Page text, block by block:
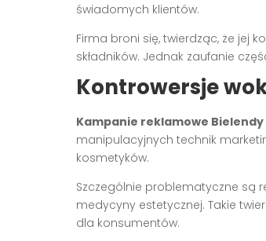
świadomych klientów.
Firma broni się, twierdząc, że jej
składników. Jednak zaufanie
Kontrowersje
Kampanie reklamowe Bielendy
manipulacyjnych technik
kosmetyków.
Szczególnie problematyczne są
medycyny estetycznej. Takie
dla konsumentów.